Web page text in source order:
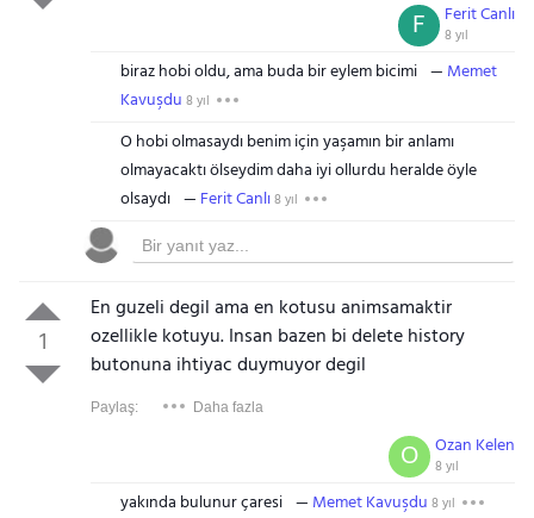
Ferit Canlı
8 yıl
F
biraz hobi oldu, ama buda bir eylem bicimi
Memet
Kavuşdu 8 yıl
O hobi olmasaydı benim için yaşamın bir anlamı
olmayacaktı ölseydim daha iyi ollurdu heralde öyle
olsaydı
Ferit Canlı8 yıl
1
En guzeli degil ama en kotusu animsamaktir
ozellikle kotuyu. Insan bazen bi delete history
butonuna ihtiyac duymuyor degil
Paylaş: Daha fazla
Ozan Kelen
8 yıl
O
yakında bulunur çaresi Memet Kavuşdu 8 yıl